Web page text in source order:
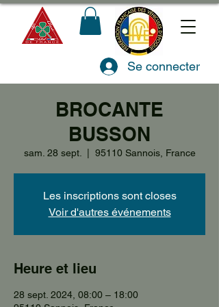
Se connecter
BROCANTE
BUSSON
sam. 28 sept. 95110 Sannois, France
Les inscriptions sont closes
Voir d'autres événements
Heure et lieu
28 sept. 2024, 08:00 – 18:00